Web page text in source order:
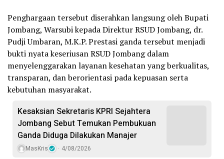
Penghargaan tersebut diserahkan langsung oleh Bupati
Jombang, Warsubi kepada Direktur RSUD Jombang, dr.
Pudji Umbaran, M.K.P. Prestasi ganda tersebut menjadi
bukti nyata keseriusan RSUD Jombang dalam
menyelenggarakan layanan kesehatan yang berkualitas,
transparan, dan berorientasi pada kepuasan serta
kebutuhan masyarakat.
Kesaksian Sekretaris KPRI Sejahtera
Jombang Sebut Temukan Pembukuan
Ganda Diduga Dilakukan Manajer
MasKris 4/08/2026